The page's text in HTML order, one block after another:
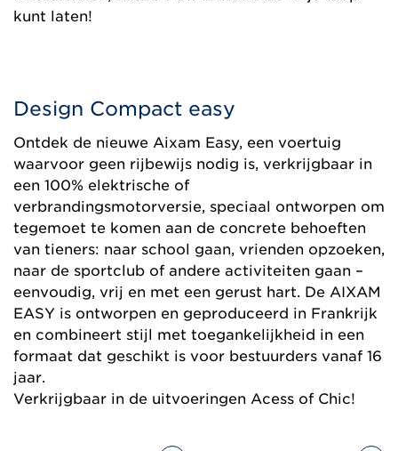
kunt laten!
Design Compact easy
Ontdek de nieuwe Aixam Easy, een voertuig
waarvoor geen rijbewijs nodig is, verkrijgbaar in
een 100% elektrische of
verbrandingsmotorversie, speciaal ontworpen om
tegemoet te komen aan de concrete behoeften
van tieners: naar school gaan, vrienden opzoeken,
naar de sportclub of andere activiteiten gaan –
eenvoudig, vrij en met een gerust hart. De AIXAM
EASY is ontworpen en geproduceerd in Frankrijk
en combineert stijl met toegankelijkheid in een
formaat dat geschikt is voor bestuurders vanaf 16
jaar.
Verkrijgbaar in de uitvoeringen Acess of Chic!